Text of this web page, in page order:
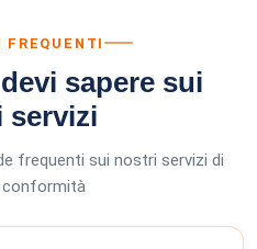
FREQUENTI
sapere sui
servizi
frequenti sui nostri servizi di
conformità